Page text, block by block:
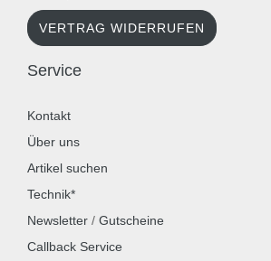
VERTRAG WIDERRUFEN
Service
Kontakt
Über uns
Artikel suchen
Technik*
Newsletter / Gutscheine
Callback Service